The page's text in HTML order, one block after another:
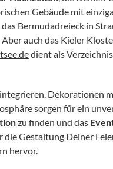
Gebäude mit
Bermudadreieck in
Aber auch das Kieler
dient als
Dekorationen
sorgen für ein
zu finden und das
Gestaltung Deiner
hervor.